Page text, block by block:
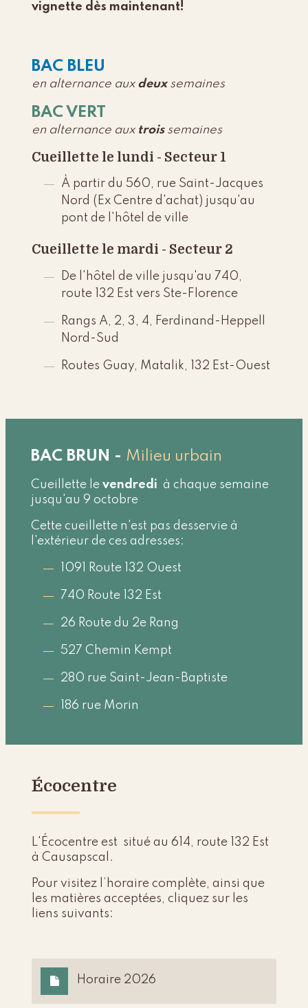
vignette dès maintenant!
BAC BLEU
en alternance aux deuxsemaines
BAC VERT
en alternance aux troissemaines
Cueillette le lundi - Secteur 1
À partir du 560, rue Saint-Jacques
Nord (Ex Centre d'achat) jusqu'au
pont de l'hôtel de ville
Cueillette le mardi - Secteur 2
De l'hôtel de ville jusqu'au 740,
route 132 Est vers Ste-Florence
Rangs A, 2, 3, 4,
Ferdinand-Heppell
Nord-Sud
Routes Guay, Matalik, 132 Est-Ouest
BAC BRUN - Milieu urbain
Cueillette levendredi à chaque semaine
jusqu'au 9 octobre
Cette cueillette n'est pas desservie à
l'extérieur de ces adresses:
1091 Route 132 Ouest
740 Route 132 Est
26 Route du 2e Rang
527 Chemin Kempt
280 rue Saint-Jean-Baptiste
186 rue Morin
Écocentre
L'Écocentre est situé au 614, route 132 Est
à Causapscal.
Pour visitez l’horaire complète, ainsi que
les matières acceptées, cliquez sur les
liens suivants:
Horaire 2026